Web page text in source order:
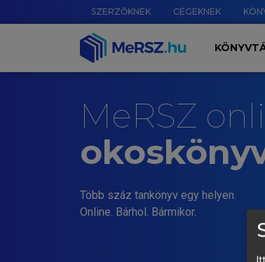
SZERZŐKNEK CÉGEKNEK
MeRSZ
Több száz tankönyv egy helyen.
Online. Bárhol. Bármikor.